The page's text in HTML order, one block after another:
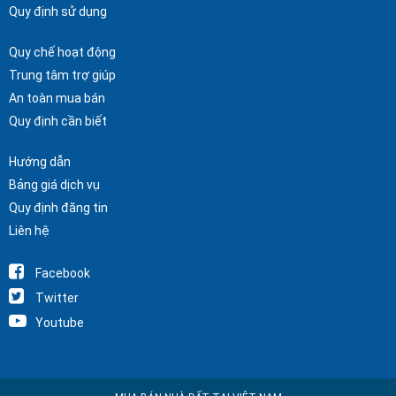
Quy định sử dụng
Quy chế hoạt động
Trung tâm trợ giúp
An toàn mua bán
Quy định cần biết
Hướng dẫn
Bảng giá dịch vụ
Quy định đăng tin
Liên hệ
Facebook
Twitter
Youtube